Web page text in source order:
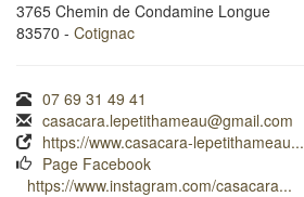
3765 Chemin de Condamine Longue
83570 - Cotignac
07 69 31 49 41
casacara.lepetithameau@gmail.com
https://www.casacara-lepetithameau...
Page Facebook
https://www.instagram.com/casacara...